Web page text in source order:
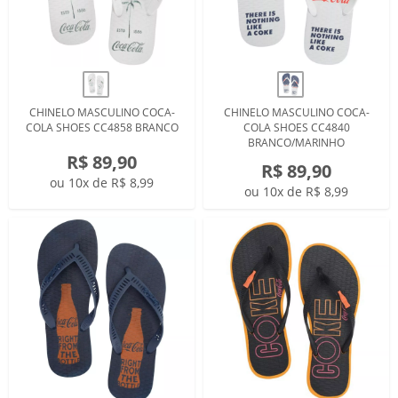
CHINELO MASCULINO COCA-
COLA SHOES CC4858 BRANCO
R$ 89,90
ou 10x de R$ 8,99
CHINELO MASCULINO COCA-
COLA SHOES CC4840
BRANCO/MARINHO
R$ 89,90
ou 10x de R$ 8,99